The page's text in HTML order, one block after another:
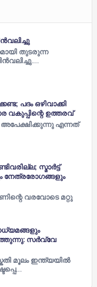
തുടരുന്ന
പദം ഒഴിവാക്കി
വകുപ്പിന്റെ ഉത്തരവ്
അപേക്ഷിക്കുന്നു എന്നത്
സ്മാര്‍ട്ട്
വരവോടെ മറ്റു
സർവ്വേ
മൂലം ഇന്ത്യയിൽ